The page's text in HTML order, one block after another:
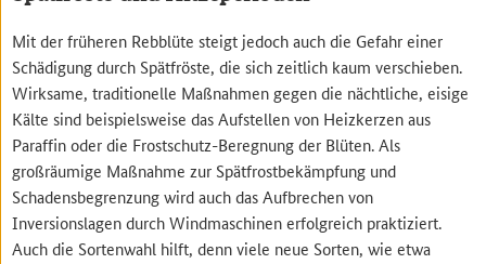
Mit der früheren Rebblüte steigt jedoch auch die Gefahr einer
Schädigung durch Spätfröste, die sich zeitlich kaum verschieben.
Wirksame, traditionelle Maßnahmen gegen die nächtliche, eisige
Kälte sind beispielsweise das Aufstellen von Heizkerzen aus
Paraffin oder die Frostschutz-Beregnung der Blüten. Als
großräumige Maßnahme zur Spätfrostbekämpfung und
Schadensbegrenzung wird auch das Aufbrechen von
Inversionslagen durch Windmaschinen erfolgreich praktiziert.
Auch die Sortenwahl hilft, denn viele neue Sorten, wie etwa